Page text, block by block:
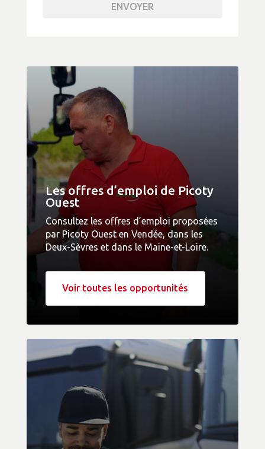
ENVOYER
Les offres d’emploi de Picoty
Ouest
Consultez les offres d’emploi proposées
par Picoty Ouest en Vendée, dans les
Deux-Sèvres et dans le Maine-et-Loire.
Voir toutes les opportunités